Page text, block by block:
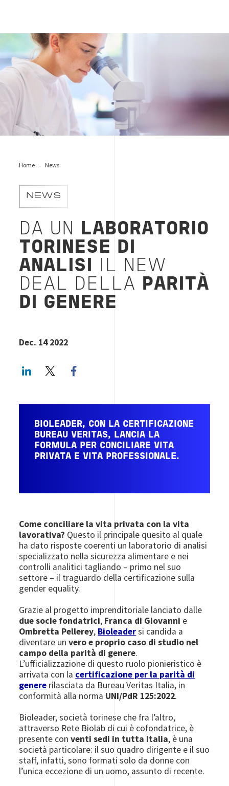
laboratorio-analisi-woman
Home News
NEWS
DA UN
LABORATORIO
TORINESE DI
ANALISI
IL NEW
DEAL DELLA
PARITÀ
DI GENERE
Dec. 14 2022
LinkedInTwitter
BIOLEADER, CON LA CERTIFICAZIONE
BUREAU VERITAS, LANCIA LA
FORMULA PER CONCILIARE VITA
PRIVATA E VITA PROFESSIONALE.
Come conciliare la vita privata con la vita
lavorativa? Questo il principale quesito al quale
ha dato risposte coerenti un laboratorio di analisi
specializzato nella sicurezza alimentare e nei
controlli analitici tagliando – primo nel suo
settore – il traguardo della certificazione sulla
gender equality.
Grazie al progetto imprenditoriale lanciato dalle
due socie fondatrici, Franca di Giovanni e
Ombretta Pellerey, Bioleadersi candida a
diventare unvero e proprio caso di studio nel
campo della parità di genere.
L’ufficializzazione di questo ruolo pionieristico è
arrivata con la certificazione per la parità di
genere rilasciata da Bureau Veritas Italia, in
conformità alla norma UNI/PdR 125:2022.
Bioleader, società torinese che fra l’altro,
attraverso Rete Biolab di cui è cofondatrice, è
presente conventi sedi in tutta Italia, è una
società particolare: il suo quadro dirigente e il suo
staff, infatti, sono formati solo da donne con
l’unica eccezione di un uomo, assunto di recente.